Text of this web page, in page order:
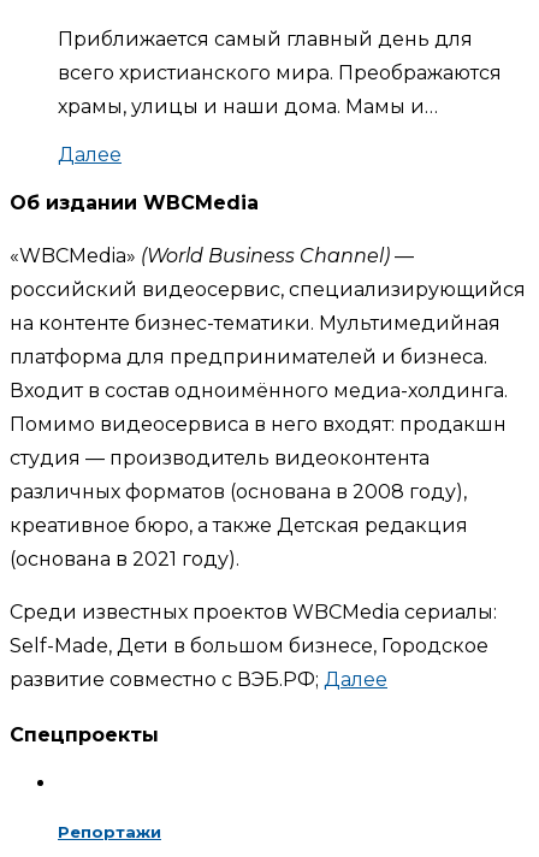
Приближается самый главный день для
всего христианского мира. Преображаются
храмы, улицы и наши дома. Мамы и…
Далее
Об издании WBCMedia
«WBCMedia» (World Business Channel) —
российский видеосервис, специализирующийся
на контенте бизнес-тематики. Мультимедийная
платформа для предпринимателей и бизнеса.
Входит в состав одноимённого медиа-холдинга.
Помимо видеосервиса в него входят: продакшн
студия — производитель видеоконтента
различных форматов (основана в 2008 году),
креативное бюро, а также Детская редакция
(основана в 2021 году).
Среди известных проектов WBCMedia сериалы:
Self-Made, Дети в большом бизнесе, Городское
развитие совместно с ВЭБ.РФ; Далее
Спецпроекты
Репортажи